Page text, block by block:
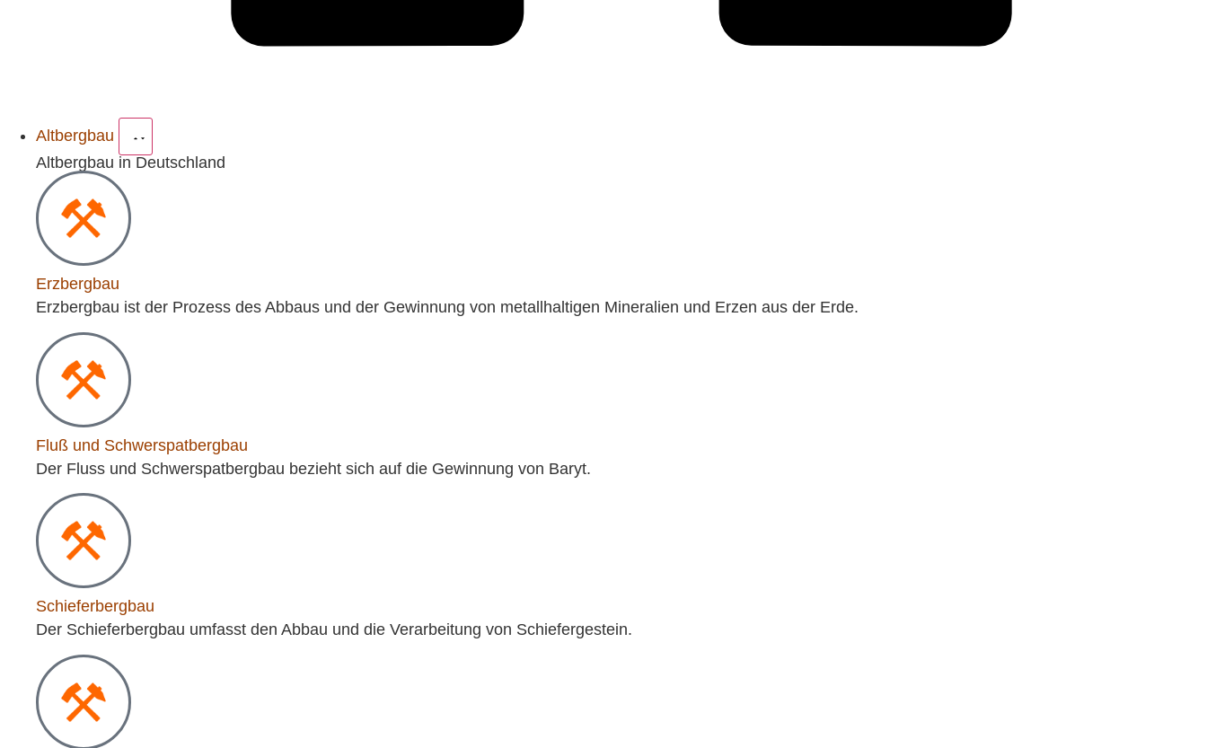
Altbergbau
Altbergbau in Deutschland
Erzbergbau
Erzbergbau ist der Prozess des Abbaus und der Gewinnung von metallhaltigen Mineralien und Erzen aus der Erde.
Fluß und Schwerspatbergbau
Der Fluss und Schwerspatbergbau bezieht sich auf die Gewinnung von Baryt.
Schieferbergbau
Der Schieferbergbau umfasst den Abbau und die Verarbeitung von Schiefergestein.